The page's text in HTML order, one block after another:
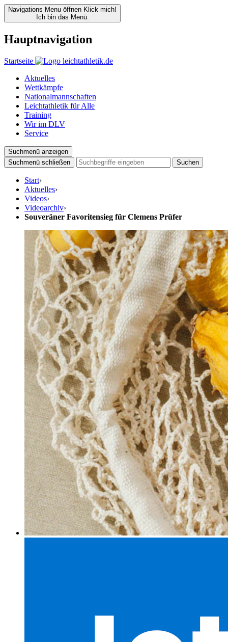
Navigations Menu öffnen Klick mich!
Ich bin das Menü.
Hauptnavigation
Startseite
Aktuelles
Wettkämpfe
Nationalmannschaften
Leichtathletik für Alle
Training
Wir im DLV
Service
Suchmenü anzeigen
Suchmenü schließen
Suchen
Start›
Aktuelles›
Videos›
Videoarchiv›
Souveräner Favoritensieg für Clemens Prüfer